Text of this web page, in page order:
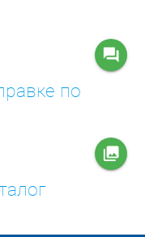
question_answer
по
collections